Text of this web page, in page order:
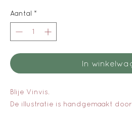
Aantal *
In
Blije Vinvis.
De illustratie is handgemaakt door